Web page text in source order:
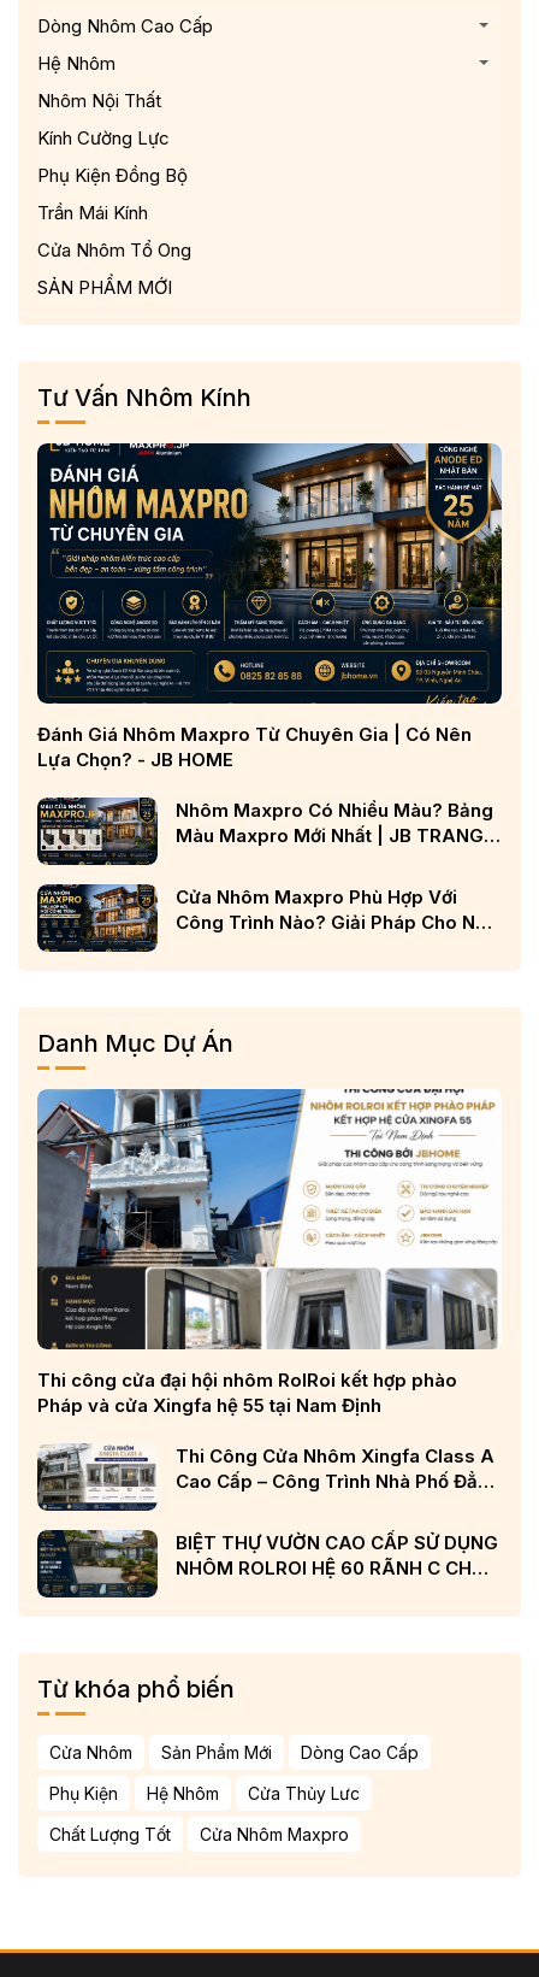
Dòng Nhôm Cao Cấp
Hệ Nhôm
Nhôm Nội Thất
Kính Cường Lực
Phụ Kiện Đồng Bộ
Trần Mái Kính
Cửa Nhôm Tổ Ong
SẢN PHẨM MỚI
Tư Vấn Nhôm Kính
Đánh Giá Nhôm Maxpro Từ Chuyên Gia | Có Nên
Lựa Chọn? - JB HOME
Nhôm Maxpro Có Nhiều Màu? Bảng
Màu Maxpro Mới Nhất | JB TRANG
Cửa Nhôm Maxpro Phù Hợp Với
Công Trình Nào? Giải Pháp Cho Nhà
Cấp
Danh Mục Dự Án
Thi công cửa đại hội nhôm RolRoi kết hợp phào
Pháp và cửa Xingfa hệ 55 tại Nam Định
Thi Công Cửa Nhôm Xingfa Class A
Cao Cấp – Công Trình Nhà Phố Đẳng
BIỆT THỰ VƯỜN CAO CẤP SỬ DỤNG
NHÔM ROLROI HỆ 60 RÃNH C CHÂU
Từ khóa phổ biến
Cửa Nhôm Sản Phẩm Mới
Dòng Cao Cấp
Phụ Kiện
Hệ Nhôm
Cửa Thủy Lưc
Chất Lượng Tốt
Cửa Nhôm Maxpro